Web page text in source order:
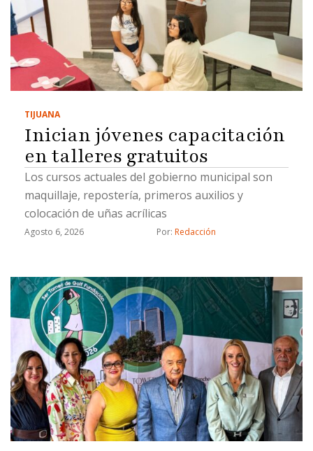
TIJUANA
Inician jóvenes capacitación
en talleres gratuitos
Los cursos actuales del gobierno municipal son
maquillaje, repostería, primeros auxilios y
colocación de uñas acrílicas
Agosto 6, 2026 Por: Redacción